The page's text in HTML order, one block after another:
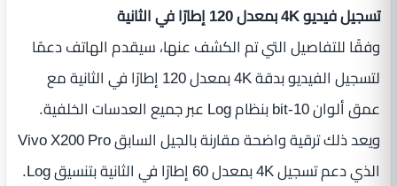
تسجيل فيديو 4K بمعدل 120 إطارًا في الثانية
وفقًا للتفاصيل التي تم الكشف عنها، سيقدم الهاتف دعمًا
لتسجيل الفيديو بدقة 4K بمعدل 120 إطارًا في الثانية مع
عمق ألوان 10-bit بنظام Log عبر جميع العدسات الخلفية.
ويعد ذلك ترقية واضحة مقارنة بالجيل السابق Vivo X200 Pro
الذي دعم تسجيل 4K بمعدل 60 إطارًا في الثانية بتنسيق Log.